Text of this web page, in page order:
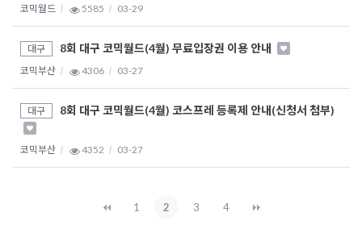
코믹월드 5585 03-29
대구 8회 대구 코믹월드(4월) 무료입장권 이용 안내
코믹부산 4306 03-27
대구 8회 대구 코믹월드(4월) 코스프레 등록제 안내(신청서 첨부)
코믹부산 4352 03-27
1 2 3 4